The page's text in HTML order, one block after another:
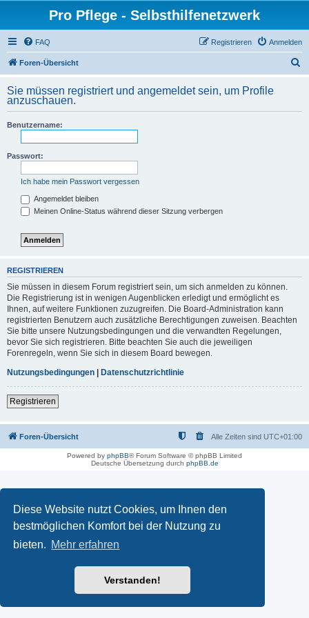
Diese Website nutzt Cookies, um Ihnen den
bestmöglichen Komfort bei der Nutzung zu
bieten. Mehr erfahren
Verstanden!
Pro Pflege - Selbsthilfenetzwerk
FAQ Anmelden
Registrieren
Foren-Übersicht
h
Sie müssen registriert und angemeldet sein, um Profile
anzuschauen.
Benutzername:
Passwort:
Ich habe mein Passwort vergessen
Angemeldet bleiben
Meinen Online-Status während dieser Sitzung verbergen
REGISTRIEREN
Sie müssen in diesem Forum registriert sein, um sich anmelden zu können.
Die Registrierung ist in wenigen Augenblicken erledigt und ermöglicht es
Ihnen, auf weitere Funktionen zuzugreifen. Die Board-Administration kann
registrierten Benutzern auch zusätzliche Berechtigungen zuweisen. Beachten
Sie bitte unsere Nutzungsbedingungen und die verwandten Regelungen,
bevor Sie sich registrieren. Bitte beachten Sie auch die jeweiligen
Forenregeln, wenn Sie sich in diesem Board bewegen.
Nutzungsbedingungen | Datenschutzrichtlinie
Registrieren
Foren-Übersicht Alle Zeiten sind UTC+01:00
Powered by phpBB® Forum Software © phpBB Limited
Deutsche Übersetzung durch phpBB.de